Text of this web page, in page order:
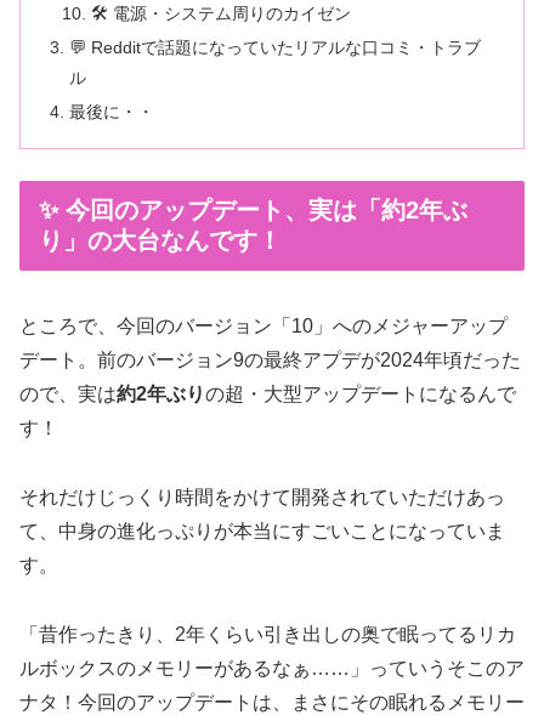
🛠️ 電源・システム周りのカイゼン
💬 Redditで話題になっていたリアルな口コミ・トラブ
ル
最後に・・
✨ 今回のアップデート、実は「約2年ぶ
り」の大台なんです！
ところで、今回のバージョン「10」へのメジャーアップ
デート。前のバージョン9の最終アプデが2024年頃だった
ので、実は約2年ぶりの超・大型アップデートになるんで
す！
それだけじっくり時間をかけて開発されていただけあっ
て、中身の進化っぷりが本当にすごいことになっていま
す。
「昔作ったきり、2年くらい引き出しの奥で眠ってるリカ
ルボックスのメモリーがあるなぁ……」っていうそこのア
ナタ！今回のアップデートは、まさにその眠れるメモリー